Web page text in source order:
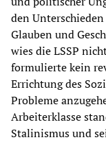
den
Glauben und
wies die LSSP
formulierte kein
Errichtung des
Probleme
Arbeiterklasse
Stalinismus und